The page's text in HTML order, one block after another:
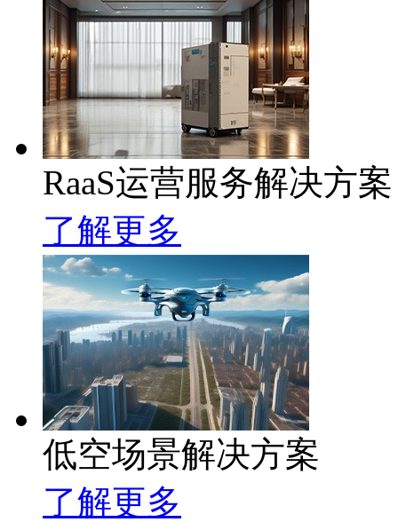
RaaS运营服务解决方案
了解更多
低空场景解决方案
了解更多